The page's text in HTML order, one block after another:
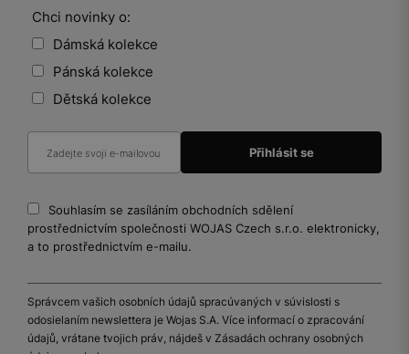
Chci novinky o:
Dámská kolekce
Pánská kolekce
Dětská kolekce
Souhlasím se zasíláním obchodních sdělení
prostřednictvím společnosti WOJAS Czech s.r.o. elektronicky,
a to prostřednictvím e-mailu.
Správcem vašich osobních údajů spracúvaných v súvislosti s
odosielaním newslettera je Wojas S.A. Více informací o zpracování
údajů, vrátane tvojich práv, nájdeš v Zásadách ochrany osobných